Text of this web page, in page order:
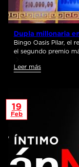
Dupla millonaria
Bingo Oasis Pilar, el
el segundo premio
Leer más
19
Feb